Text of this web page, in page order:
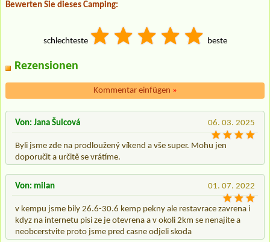
Bewerten Sie dieses Camping:
schlechteste beste
Rezensionen
Kommentar einfügen »
06. 03. 2025
Von: Jana Šulcová
Byli jsme zde na prodloužený víkend a vše super. Mohu jen
doporučit a určitě se vrátíme.
01. 07. 2022
Von: milan
v kempu jsme bily 26.6-30.6 kemp pekny ale restavrace zavrena i
kdyz na internetu pisi ze je otevrena a v okoli 2km se nenajite a
neobcerstvite proto jsme pred casne odjeli skoda